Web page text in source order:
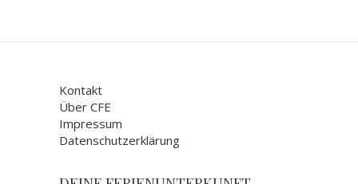
Kontakt
Über CFE
Impressum
Datenschutzerklärung